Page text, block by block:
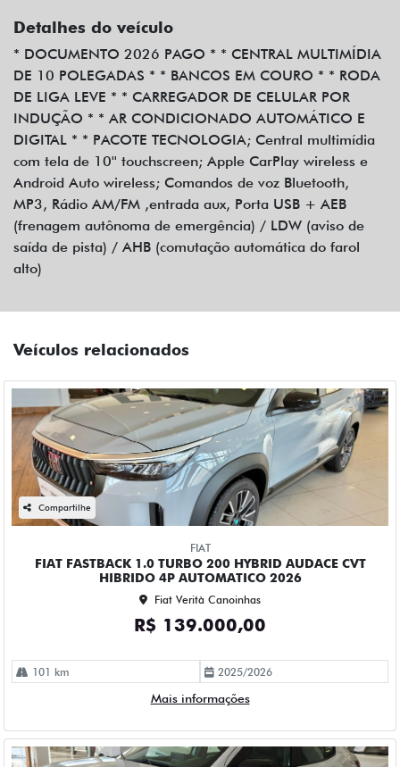
Detalhes do veículo
* DOCUMENTO 2026 PAGO * * CENTRAL MULTIMÍDIA
DE 10 POLEGADAS * * BANCOS EM COURO * * RODA
DE LIGA LEVE * * CARREGADOR DE CELULAR POR
INDUÇÃO * * AR CONDICIONADO AUTOMÁTICO E
DIGITAL * * PACOTE TECNOLOGIA; Central multimídia
com tela de 10'' touchscreen; Apple CarPlay wireless e
Android Auto wireless; Comandos de voz Bluetooth,
MP3, Rádio AM/FM ,entrada aux, Porta USB + AEB
(frenagem autônoma de emergência) / LDW (aviso de
saída de pista) / AHB (comutação automática do farol
alto)
Veículos relacionados
Compartilhe
FIAT
FIAT FASTBACK 1.0 TURBO 200 HYBRID AUDACE CVT
HIBRIDO 4P AUTOMATICO 2026
Fiat Verità Canoinhas
R$ 139.000,00
101 km 2025/2026
Mais informações